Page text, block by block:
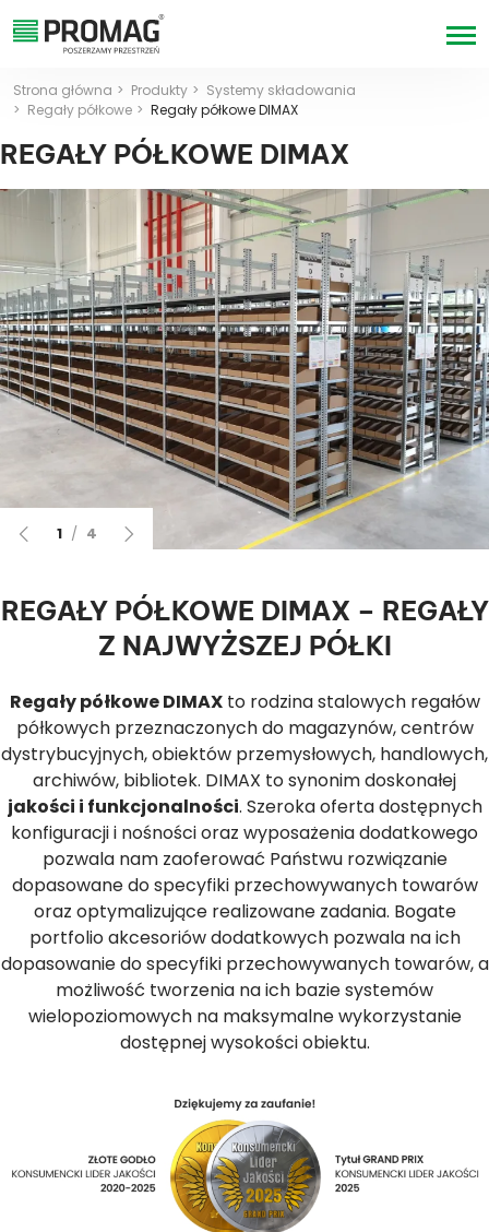
Strona główna Produkty
Systemy składowania
Regały półkowe
Regały półkowe DIMAX
REGAŁY PÓŁKOWE DIMAX
REGAŁY PÓŁKOWE DIMAX – REGAŁY
Z NAJWYŻSZEJ PÓŁKI
Regały półkowe DIMAXto rodzina stalowych regałów
półkowych przeznaczonych do magazynów, centrów
dystrybucyjnych, obiektów przemysłowych, handlowych,
archiwów, bibliotek. DIMAX to synonim doskonałej
jakości i funkcjonalności. Szeroka oferta dostępnych
konfiguracji i nośności oraz wyposażenia dodatkowego
pozwala nam zaoferować Państwu rozwiązanie
dopasowane do specyfiki przechowywanych towarów
oraz optymalizujące realizowane zadania. Bogate
portfolio akcesoriów dodatkowych pozwala na ich
dopasowanie do specyfiki przechowywanych towarów, a
możliwość tworzenia na ich bazie systemów
wielopoziomowych na maksymalne wykorzystanie
dostępnej wysokości obiektu.